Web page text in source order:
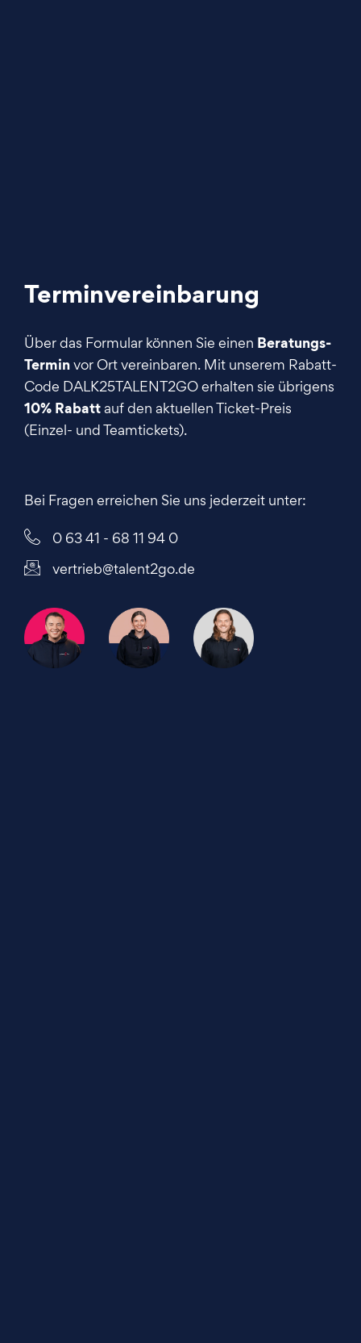
Terminvereinbarung
Über das Formular können Sie einen Beratungs-
Terminvor Ort vereinbaren. Mit unserem Rabatt-
Code DALK25TALENT2GO erhalten sie übrigens
10% Rabattauf den aktuellen Ticket-Preis
(Einzel- und Teamtickets).
Bei Fragen erreichen Sie uns jederzeit unter:
0 63 41 - 68 11 94 0
vertrieb@talent2go.de